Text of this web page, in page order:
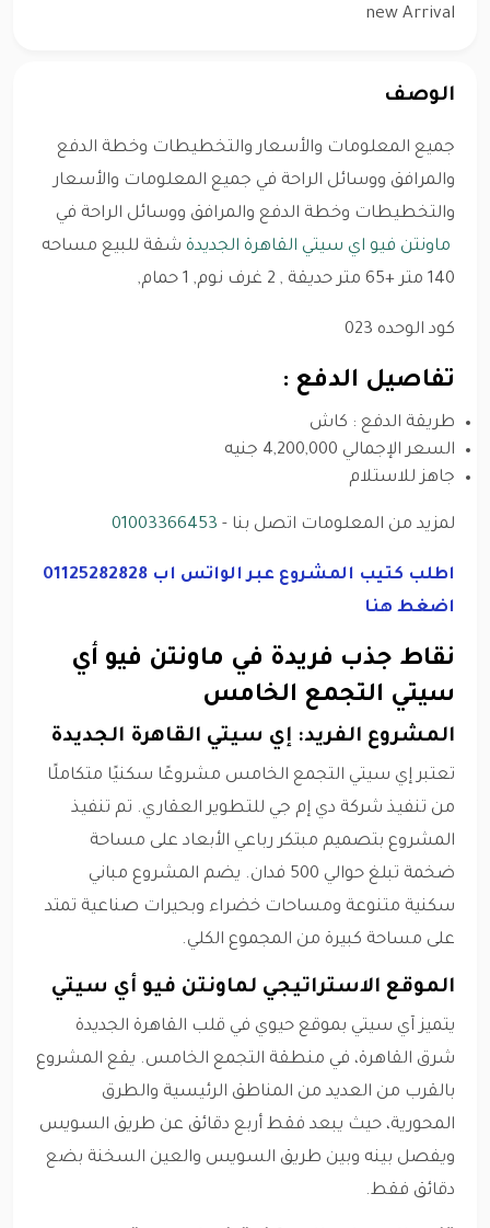
new Arrival
الوصف
جميع المعلومات والأسعار والتخطيطات وخطة الدفع
والمرافق ووسائل الراحة في جميع المعلومات والأسعار
والتخطيطات وخطة الدفع والمرافق ووسائل الراحة في
ماونتن فيو اي سيتي القاهرة الجديدة شقة للبيع مساحه
140 متر +65 متر حديقة , 2 غرف نوم, 1 حمام,
كود الوحده 023
تفاصيل الدفع :
طريقة الدفع : كاش
السعر الإجمالي 4,200,000 جنيه
جاهز للاستلام
لمزيد من المعلومات اتصل بنا - 01003366453
اطلب كتيب المشروع عبر الواتس اب 01125282828
اضغط هنا
نقاط جذب فريدة في ماونتن فيو أي
سيتي التجمع الخامس
المشروع الفريد: إي سيتي القاهرة الجديدة
تعتبر إي سيتي التجمع الخامس مشروعًا سكنيًا متكاملًا
من تنفيذ شركة دي إم جي للتطوير العقاري. تم تنفيذ
المشروع بتصميم مبتكر رباعي الأبعاد على مساحة
ضخمة تبلغ حوالي 500 فدان. يضم المشروع مباني
سكنية متنوعة ومساحات خضراء وبحيرات صناعية تمتد
على مساحة كبيرة من المجموع الكلي.
الموقع الاستراتيجي لماونتن فيو أي سيتي
يتميز آي سيتي بموقع حيوي في قلب القاهرة الجديدة
شرق القاهرة، في منطقة التجمع الخامس. يقع المشروع
بالقرب من العديد من المناطق الرئيسية والطرق
المحورية، حيث يبعد فقط أربع دقائق عن طريق السويس
ويفصل بينه وبين طريق السويس والعين السخنة بضع
دقائق فقط.